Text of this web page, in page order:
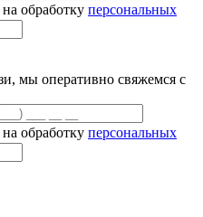
обработку персональных
мы оперативно свяжемся с
обработку персональных